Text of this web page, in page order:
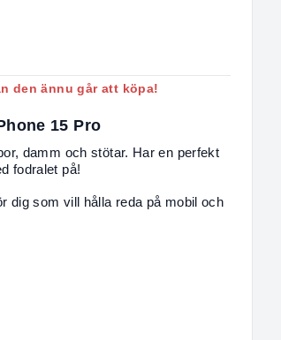
den ännu går att köpa!
15 Pro
damm och stötar. Har en perfekt
fodralet på!
dig som vill hålla reda på mobil och